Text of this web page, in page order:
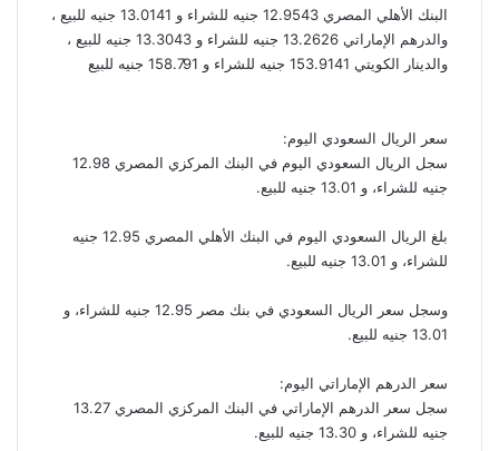
البنك الأهلي المصري 12.9543 جنيه للشراء و 13.0141 جنيه للبيع ،
والدرهم الإماراتي 13.2626 جنيه للشراء و 13.3043 جنيه للبيع ،
والدينار الكويتي 153.9141 جنيه للشراء و 158.791 جنيه للبيع
سعر الريال السعودي اليوم:
سجل الريال السعودي اليوم في البنك المركزي المصري 12.98
جنيه للشراء، و 13.01 جنيه للبيع.
بلغ الريال السعودي اليوم في البنك الأهلي المصري 12.95 جنيه
للشراء، و 13.01 جنيه للبيع.
وسجل سعر الريال السعودي في بنك مصر 12.95 جنيه للشراء، و
13.01 جنيه للبيع.
سعر الدرهم الإماراتي اليوم:
سجل سعر الدرهم الإماراتي في البنك المركزي المصري 13.27
جنيه للشراء، و 13.30 جنيه للبيع.